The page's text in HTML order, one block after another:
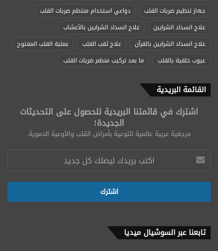
جهاز تنظيم ضربات القلب
دواعي استخدام منتظم ضربات القلب
علاج انسداد الشرايين
علاج انسداد الشرايين بالأعشاب
علاج انسداد الشرايين بالقرآن
علاج ثقب القلب
عملية القلب المفتوح
عيوب خلقية بالقلب
ما بعد تركيب منظم ضربات القلب
القائمة البريدية
اشترك في قائمتنا البريدية للحصول على التحديثات
الجديدة!
مرجعية عربية عالمية للتوعية بأمراض القلب والأوعية الدموية.
تابعنا عبر السوشيال ميديا